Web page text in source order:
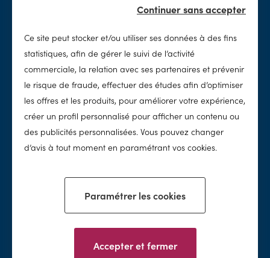
Accessoires & loisirs
Entretien
Nettoyage
Chimie
Traitement de l'eau
SolidPool
Notre concept
Notre réseau
Nos valeurs
Nos conseils
Mentions légales & conditions d'utilisation
Continuer sans accepter
Ce site peut stocker et/ou utiliser ses données à des fins
statistiques, afin de gérer le suivi de l’activité
commerciale, la relation avec ses partenaires et prévenir
le risque de fraude, effectuer des études afin d’optimiser
les offres et les produits, pour améliorer votre expérience,
créer un profil personnalisé pour afficher un contenu ou
des publicités personnalisées. Vous pouvez changer
d’avis à tout moment en paramétrant vos cookies.
Paramétrer les cookies
Accepter et fermer